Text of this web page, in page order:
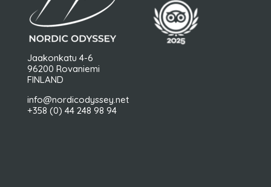
Jaakonkatu 4-6
96200 Rovaniemi
FINLAND
info@nordicodyssey.net
+358 (0) 44 248 98 94